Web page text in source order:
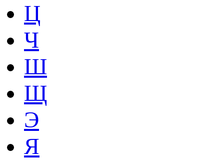
Ц
Ч
Ш
Щ
Э
Я